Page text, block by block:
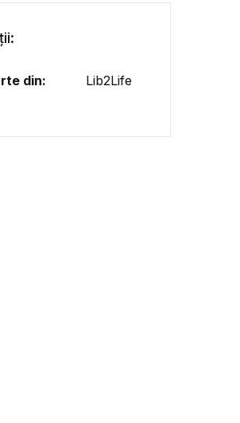
din: Lib2Life